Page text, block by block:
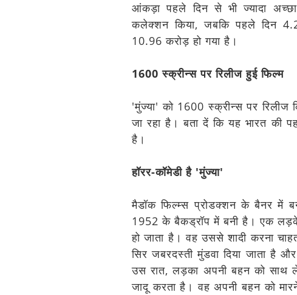
आंकड़ा पहले दिन से भी ज्यादा
कलेक्शन किया, जबकि पहले दिन
10.96 करोड़ हो गया है।
1600 स्क्रीन्स पर रिलीज हुई फिल्म
'मुंज्या' को 1600 स्क्रीन्स पर रिलीज
जा रहा है। बता दें कि यह भारत की
है।
हॉरर-कॉमेडी है 'मुंज्या'
मैडॉक फिल्म्स प्रोडक्शन के बैनर में
1952 के बैकड्रॉप में बनी है। एक
हो जाता है। वह उससे शादी करना
सिर जबरदस्ती मुंडवा दिया जाता है
उस रात, लड़का अपनी बहन को
जादू करता है। वह अपनी बहन को